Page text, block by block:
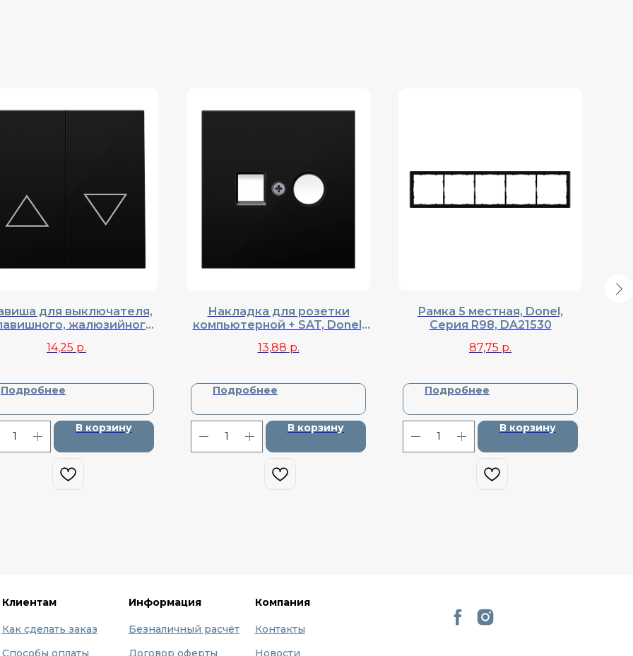
для выключателя,
жалюзийного,
14,25 р.
Подробнее
В корзину
Накладка для розетки
компьютерной + SAT, Donel,
13,88 р.
Подробнее
В корзину
Рамка 5 местная, Donel,
Cерия R98, DA21530
87,75 р.
Подробнее
В корзину
Клиентам
Как сделать заказ
Способы оплаты
Информация
Безналичный расчёт
Договор оферты
Компания
Контакты
Новости